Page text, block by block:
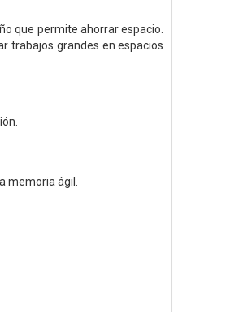
que permite ahorrar espacio.
trabajos grandes en espacios
memoria ágil.